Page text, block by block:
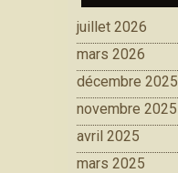
juillet 2026
mars 2026
décembre 2025
novembre 2025
avril 2025
mars 2025